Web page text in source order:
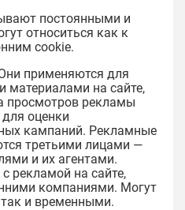
постоянными и
относиться как к
cookie.
применяются для
материалами на сайте,
просмотров рекламы
оценки
кампаний. Рекламные
третьими лицами —
и их агентами.
рекламой на сайте,
компаниями. Могут
и временными.